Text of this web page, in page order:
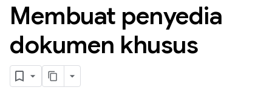
Membuat penyedia
dokumen khusus